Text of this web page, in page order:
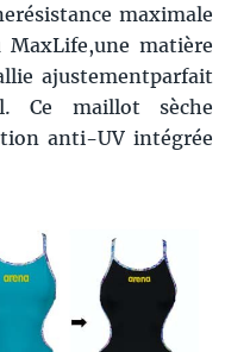
maximale
matière
ajustementparfait
Ce maillot sèche
anti-UV intégrée